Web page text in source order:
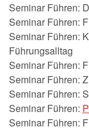
Seminar Führen:
Seminar Führen:
Seminar Führen:
Führungsalltag
Seminar Führen:
Seminar Führen:
Seminar Führen:
Seminar Führen:
Seminar Führen: